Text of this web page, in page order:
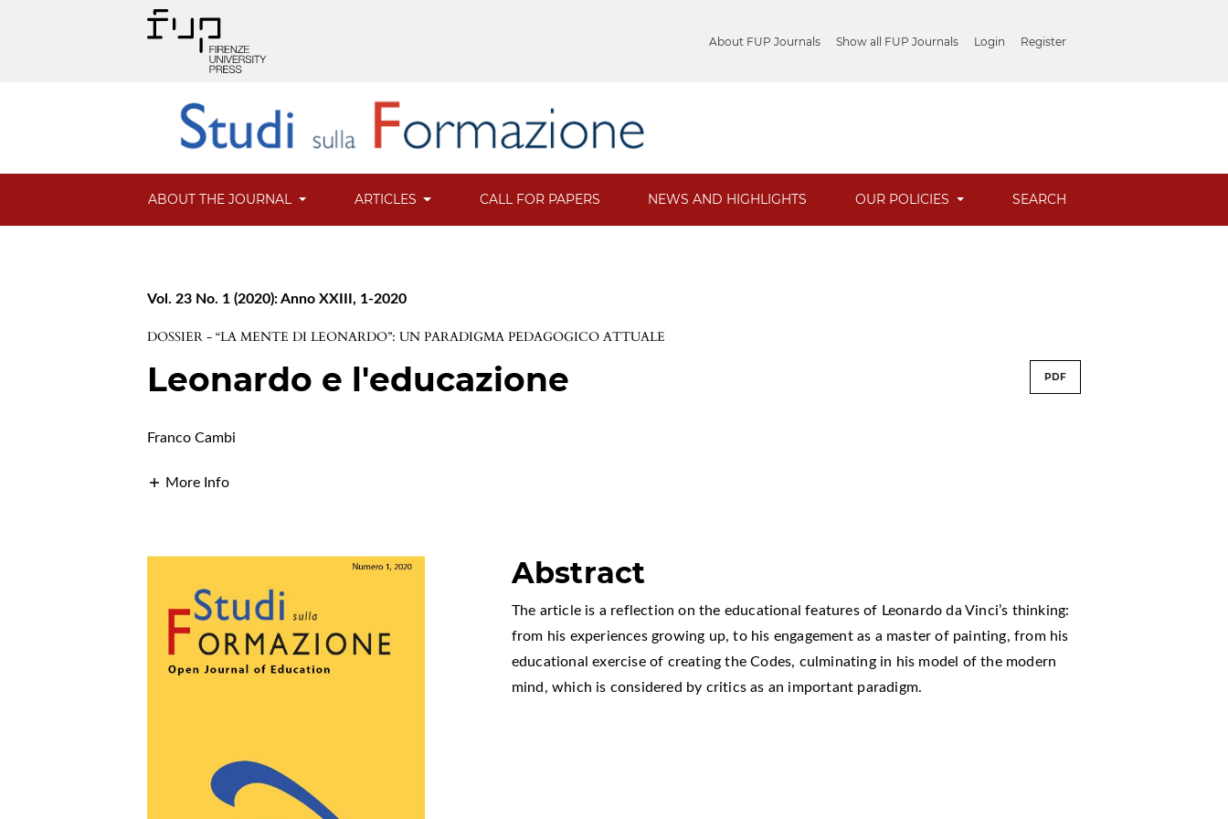
About FUP Journals Show all FUP Journals Login Register
ABOUT THE JOURNAL ARTICLES CALL FOR PAPERS NEWS AND HIGHLIGHTS OUR POLICIES SEARCH
Vol. 23 No. 1 (2020): Anno XXIII, 1-2020
DOSSIER - “LA MENTE DI LEONARDO”: UN PARADIGMA PEDAGOGICO ATTUALE
Leonardo e l'educazione PDF
Franco Cambi
More Info
Abstract
The article is a reflection on the educational features of Leonardo da Vinci’s thinking:
from his experiences growing up, to his engagement as a master of painting, from his
educational exercise of creating the Codes, culminating in his model of the modern
mind, which is considered by critics as an important paradigm.